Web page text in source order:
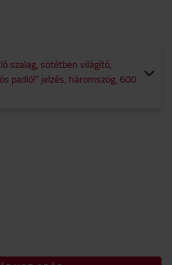
szalag, sötétben világító,
padló!” jelzés, háromszög, 600